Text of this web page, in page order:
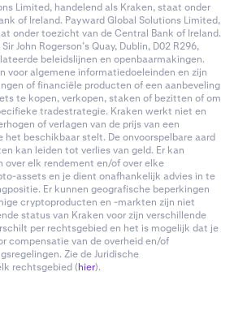
Limited, handelend als Kraken, staat onder
of Ireland. Payward Global Solutions Limited,
onder toezicht van de Central Bank of Ireland.
John Rogerson’s Quay, Dublin, D02 R296,
beleidslijnen en openbaarmakingen.
voor algemene informatiedoeleinden en zijn
of financiële producten of een aanbeveling
te kopen, verkopen, staken of bezitten of om
tradestrategie. Kraken werkt niet en
of verlagen van de prijs van een
beschikbaar stelt. De onvoorspelbare aard
kan leiden tot verlies van geld. Er kan
over elk rendement en/of over elke
assets en je dient onafhankelijk advies in te
Er kunnen geografische beperkingen
cryptoproducten en -markten zijn niet
status van Kraken voor zijn verschillende
per rechtsgebied en het is mogelijk dat je
compensatie van de overheid en/of
Zie de Juridische
rechtsgebied (hier).